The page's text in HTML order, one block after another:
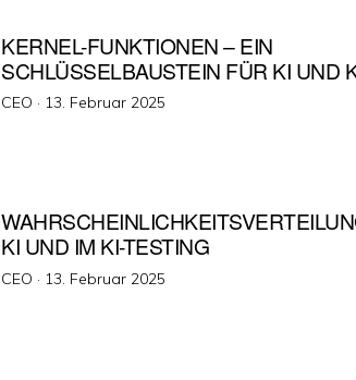
KERNEL-FUNKTIONEN – EIN
SCHLÜSSELBAUSTEIN FÜR KI UND
CEO · Veröffentlicht
13. Februar 2025
KI UND IM KI-TESTING
CEO · Veröffentlicht
13. Februar 2025